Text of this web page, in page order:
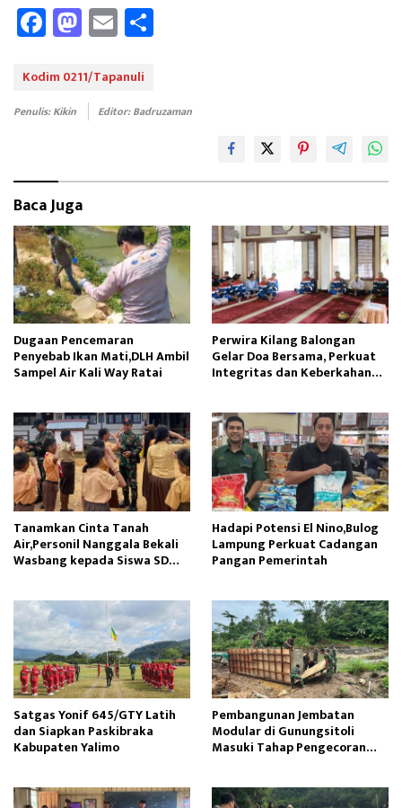
Fa
ce
b
oo
M
as
to
d
E
m
ail
Kodim 0211/Tapanuli
Penulis: Kikin Editor: Badruzaman
Baca Juga
Dugaan Pencemaran
Penyebab Ikan Mati,DLH Ambil
Sampel Air Kali Way Ratai
Perwira Kilang Balongan
Gelar Doa Bersama, Perkuat
Integritas dan Keberkahan
Tanamkan Cinta Tanah
Air,Personil Nanggala Bekali
Wasbang kepada Siswa SD
Hadapi Potensi El Nino,Bulog
Lampung Perkuat Cadangan
Pangan Pemerintah
Satgas Yonif 645/GTY Latih
dan Siapkan Paskibraka
Kabupaten Yalimo
Pembangunan Jembatan
Modular di Gunungsitoli
Masuki Tahap Pengecoran